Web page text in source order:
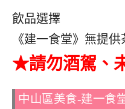
飲品選擇
《建一食堂》無提供
★請勿酒駕、
中山區美食-建一食